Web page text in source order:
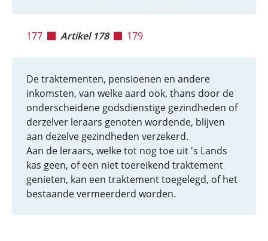
177 Artikel 178 179
De traktementen, pensioenen en andere
inkomsten, van welke aard ook, thans door de
onderscheidene godsdienstige gezindheden of
derzelver leraars genoten wordende, blijven
aan dezelve gezindheden verzekerd.
Aan de leraars, welke tot nog toe uit 's Lands
kas geen, of een niet toereikend traktement
genieten, kan een traktement toegelegd, of het
bestaande vermeerderd worden.